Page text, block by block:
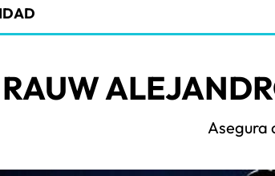
RAUW
Asegura